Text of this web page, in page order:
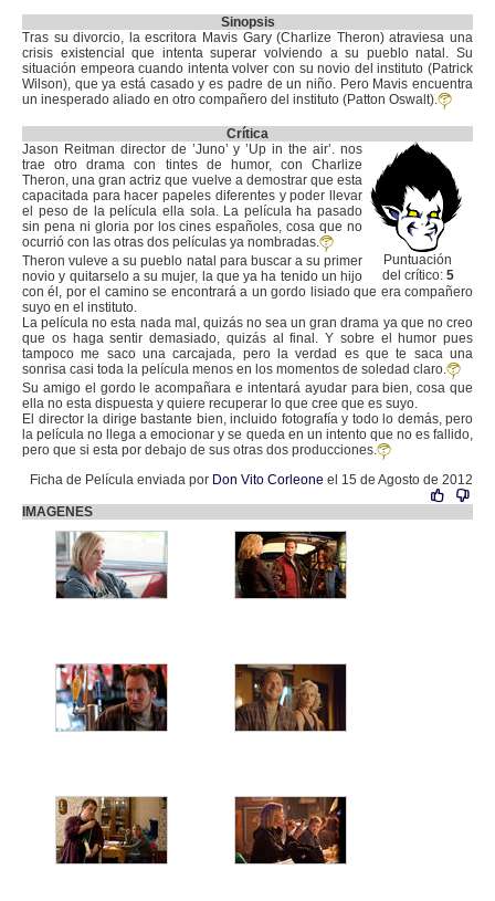
Sinopsis
Tras su divorcio, la escritora Mavis Gary (Charlize Theron) atraviesa una
crisis existencial que intenta superar volviendo a su pueblo natal. Su
situación empeora cuando intenta volver con su novio del instituto (Patrick
Wilson), que ya está casado y es padre de un niño. Pero Mavis encuentra
un inesperado aliado en otro compañero del instituto (Patton Oswalt).
Crítica
Puntuación
del crítico: 5
Jason Reitman director de ’Juno’ y ’Up in the air’. nos
trae otro drama con tintes de humor, con Charlize
Theron, una gran actriz que vuelve a demostrar que esta
capacitada para hacer papeles diferentes y poder llevar
el peso de la película ella sola. La película ha pasado
sin pena ni gloria por los cines españoles, cosa que no
ocurrió con las otras dos películas ya nombradas.
Theron vuleve a su pueblo natal para buscar a su primer
novio y quitarselo a su mujer, la que ya ha tenido un hijo
con él, por el camino se encontrará a un gordo lisiado que era compañero
suyo en el instituto.
La película no esta nada mal, quizás no sea un gran drama ya que no creo
que os haga sentir demasiado, quizás al final. Y sobre el humor pues
tampoco me saco una carcajada, pero la verdad es que te saca una
sonrisa casi toda la película menos en los momentos de soledad claro.
Su amigo el gordo le acompañara e intentará ayudar para bien, cosa que
ella no esta dispuesta y quiere recuperar lo que cree que es suyo.
El director la dirige bastante bien, incluido fotografía y todo lo demás, pero
la película no llega a emocionar y se queda en un intento que no es fallido,
pero que si esta por debajo de sus otras dos producciones.
Ficha de Película enviada por Don Vito Corleone el 15 de Agosto de 2012
IMAGENES